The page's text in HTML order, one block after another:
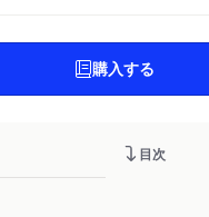
購入する
目次